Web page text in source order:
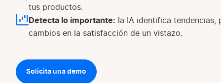
tus productos.
Detecta lo importante: la IA identifica tendencias,
cambios en la satisfacción de un vistazo.
Solicita una demo